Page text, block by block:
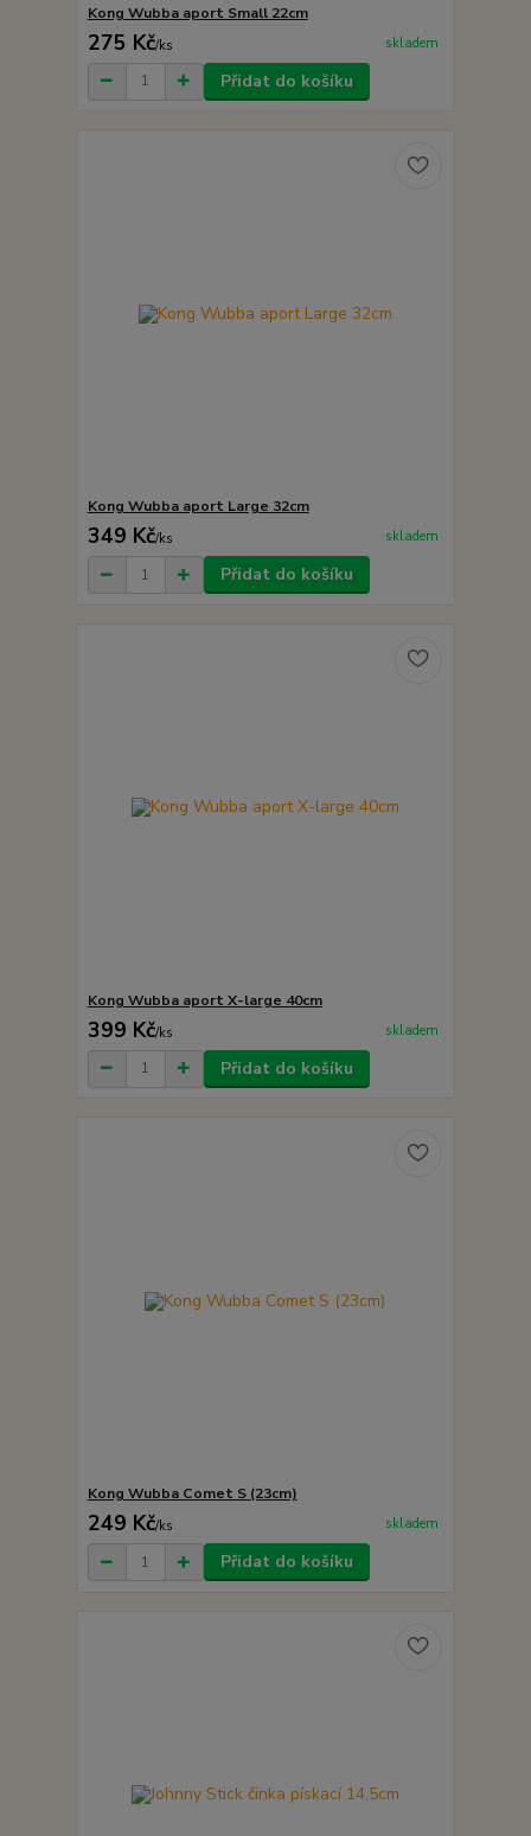
Kong Wubba aport Small 22cm
275 Kč/ks skladem
Přidat do košíku
Kong Wubba aport Large 32cm
349 Kč/ks skladem
Přidat do košíku
Kong Wubba aport X-large 40cm
399 Kč/ks skladem
Přidat do košíku
Kong Wubba Comet S (23cm)
249 Kč/ks skladem
Přidat do košíku